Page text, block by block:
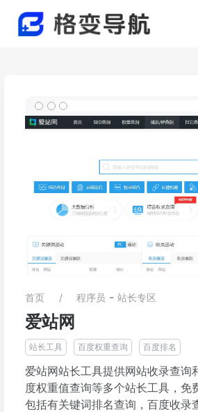
首页 程序员 - 站长专区
爱站网
站长工具 百度权重查询 百度排名
爱站网站长工具提供网站收录查询
度权重值查询等多个站长工具，免
包括有关键词排名查询，百度收录